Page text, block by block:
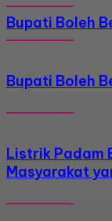
Bupati Boleh
Bupati Boleh
Listrik Padam
Masyarakat